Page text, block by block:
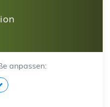
anpassen: